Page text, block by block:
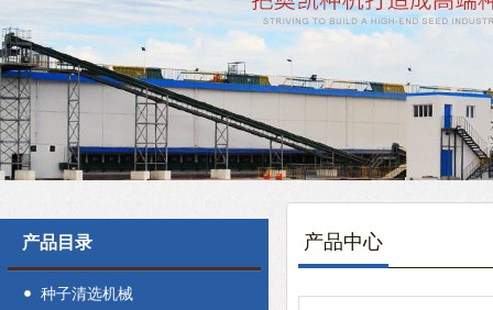
产品目录
种子清选机械
产品中心